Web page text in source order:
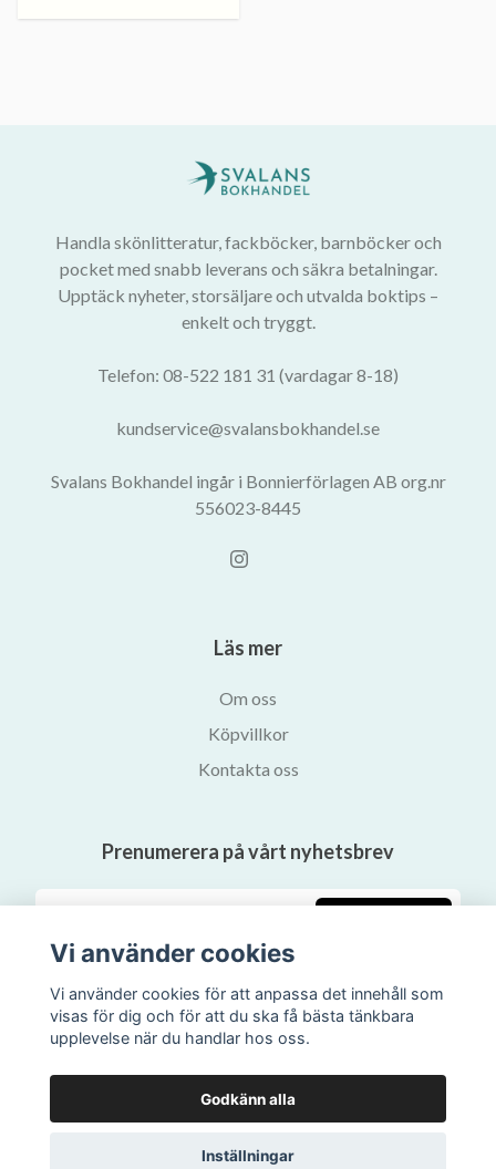
Handla skönlitteratur, fackböcker, barnböcker och
pocket med snabb leverans och säkra betalningar.
Upptäck nyheter, storsäljare och utvalda boktips –
enkelt och tryggt.
Telefon: 08-522 181 31 (vardagar 8-18)
kundservice@svalansbokhandel.se
Svalans Bokhandel ingår i Bonnierförlagen AB org.nr
556023-8445
Läs mer
Om oss
Köpvillkor
Kontakta oss
Prenumerera på vårt nyhetsbrev
Vi använder cookies
Vi använder cookies för att anpassa det innehåll som
visas för dig och för att du ska få bästa tänkbara
upplevelse när du handlar hos oss.
Godkänn alla
Inställningar